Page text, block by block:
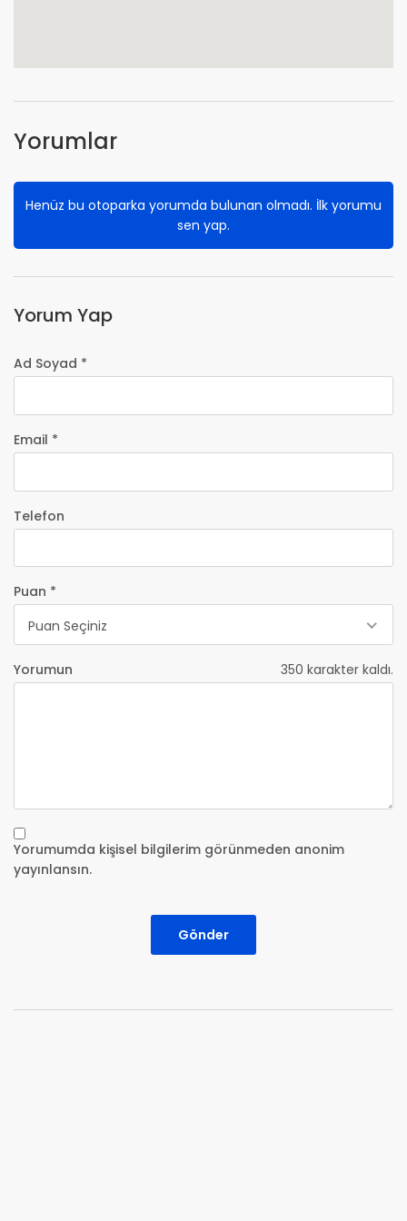
Yorumlar
Henüz bu otoparka yorumda bulunan olmadı. İlk yorumu
sen yap.
Yorum Yap
Ad Soyad *
Email *
Telefon
Puan *
Puan Seçiniz
Yorumun 350 karakter kaldı.
Yorumumda kişisel bilgilerim görünmeden anonim
yayınlansın.
Gönder